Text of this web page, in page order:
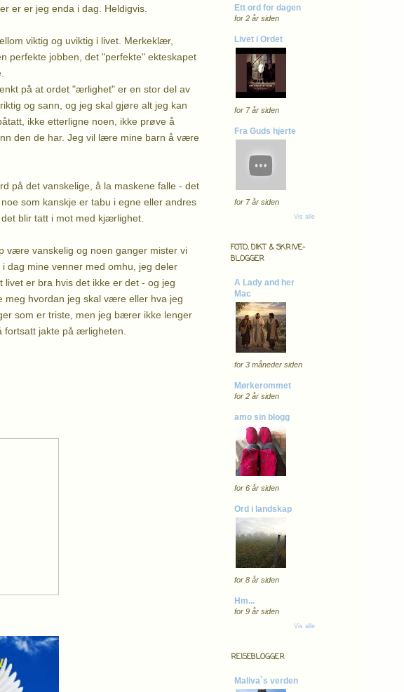
er er jeg enda i dag. Heldigvis.
viktig og uviktig i livet. Merkeklær,
perfekte jobben, det "perfekte" ekteskapet
på at ordet "ærlighet" er en stor del av
og sann, og jeg skal gjøre alt jeg kan
ikke etterligne noen, ikke prøve å
den de har. Jeg vil lære mine barn å være
på det vanskelige, å la maskene falle - det
som kanskje er tabu i egne eller andres
blir tatt i mot med kjærlighet.
være vanskelig og noen ganger mister vi
dag mine venner med omhu, jeg deler
er bra hvis det ikke er det - og jeg
meg hvordan jeg skal være eller hva jeg
som er triste, men jeg bærer ikke lenger
fortsatt jakte på ærligheten.
Ett ord for dagen
for 2 år siden
Livet i Ordet
for 7 år siden
Fra Guds hjerte
for 7 år siden
Vis alle
FOTO, DIKT & SKRIVE-
BLOGGER
A Lady and her
Mac
for 3 måneder siden
Mørkerommet
for 2 år siden
amo sin blogg
for 6 år siden
Ord i landskap
for 8 år siden
Hm...
for 9 år siden
Vis alle
REISEBLOGGER
Maliva`s verden